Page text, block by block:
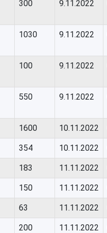
300 9.11.2022
1030 9.11.2022
100 9.11.2022
550 9.11.2022
1600 10.11.2022
354 10.11.2022
183 11.11.2022
150 11.11.2022
63 11.11.2022
200 11.11.2022